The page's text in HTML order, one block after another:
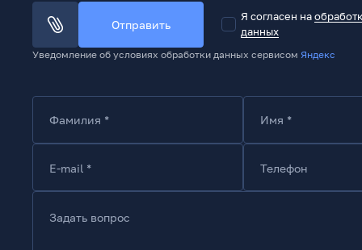
Отправить
Я согласен на
данных
Уведомление об условиях обработки данных сервисом Яндекс
Фамилия * Имя *
E-mail * Телефон
Задать вопрос